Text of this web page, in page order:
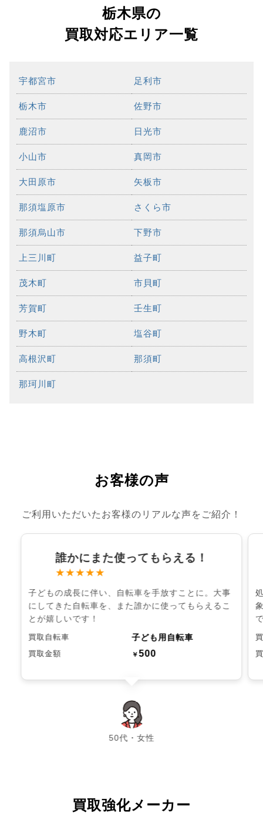
栃木県の
買取対応エリア一覧
宇都宮市 足利市
栃木市 佐野市
鹿沼市 日光市
小山市 真岡市
大田原市 矢板市
那須塩原市 さくら市
那須烏山市 下野市
上三川町 益子町
茂木町 市貝町
芳賀町 壬生町
野木町 塩谷町
高根沢町 那須町
那珂川町
お客様の声
ご利用いただいたお客様のリアルな声をご紹介！
誰かにまた使ってもらえる！
★★★★★
子どもの成長に伴い、自転車を手放すことに。大事
にしてきた自転車を、また誰かに使ってもらえるこ
とが嬉しいです！
買取自転車 子ども用自転車
買取金額 ￥500
50代・女性
chevron_left chevron_right
買取強化メーカー